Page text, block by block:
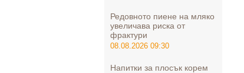
Редовното пиене на мляко
увеличава риска от
фрактури
08.08.2026 09:30
Напитки за плосък корем